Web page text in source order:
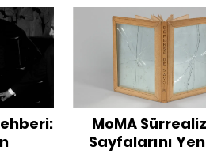
MoMA
Sayfalarını